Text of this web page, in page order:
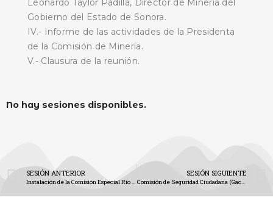
Leonardo Taylor Padilla, Director de Minería del
Gobierno del Estado de Sonora.
IV.- Informe de las actividades de la Presidenta
de la Comisión de Minería.
V.- Clausura de la reunión.
No hay sesiones disponibles.
SESIÓN ANTERIOR
Instalación de la Comisión Especial Río Sonora (Gaceta No. 1974)
SESIÓN SIGUIENTE
Comisión de Seguridad Ciudadana (Gaceta No. 1977)